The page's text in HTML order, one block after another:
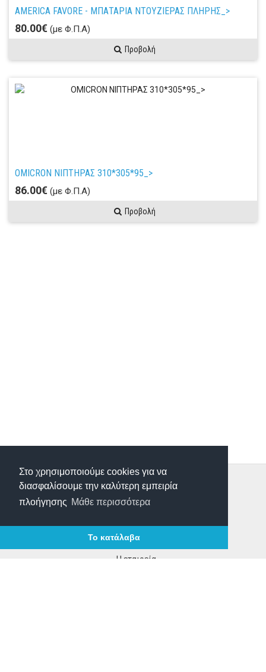
Στο χρησιμοποιούμε cookies για να
διασφαλίσουμε την καλύτερη εμπειρία
πλοήγησης Μάθε περισσότερα
Το κατάλαβα
AMERICA FAVORE - ΜΠΑΤΑΡΙΑ ΝΤΟΥΖΙΕΡΑΣ ΠΛΗΡΗΣ_>
80.00€ (με Φ.Π.Α)
Προβολή
OMICRON ΝΙΠΤΗΡΑΣ 310*305*95_>
86.00€ (με Φ.Π.Α)
Προβολή
Τρόποι Παραγγελίας
Τρόποι Πληρωμής
Τρόποι Αποστολής
Επικοινωνία
Η εταιρεία